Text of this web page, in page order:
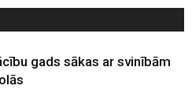
gads sākas ar svinībām